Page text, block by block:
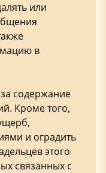
или
в
содержание
Кроме того,
и оградить
этого
связанных с